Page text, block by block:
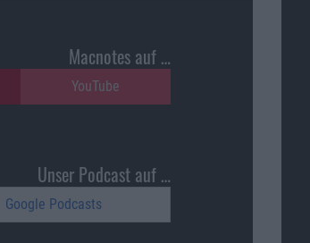
Macnotes auf …
YouTube
Unser Podcast auf …
Google Podcasts